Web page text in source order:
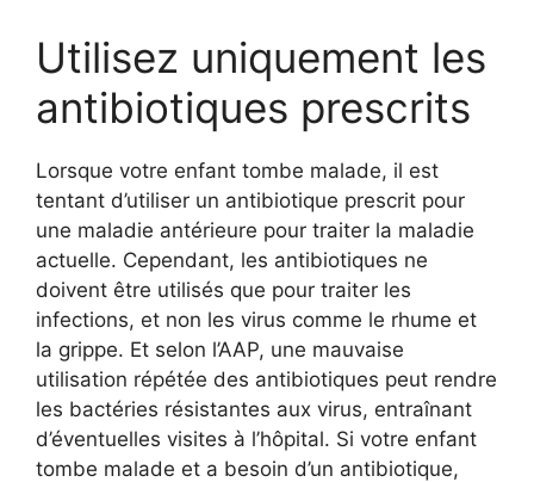
Utilisez uniquement les
antibiotiques prescrits
Lorsque votre enfant tombe malade, il est
tentant d’utiliser un antibiotique prescrit pour
une maladie antérieure pour traiter la maladie
actuelle. Cependant, les antibiotiques ne
doivent être utilisés que pour traiter les
infections, et non les virus comme le rhume et
la grippe. Et selon l’AAP, une mauvaise
utilisation répétée des antibiotiques peut rendre
les bactéries résistantes aux virus, entraînant
d’éventuelles visites à l’hôpital. Si votre enfant
tombe malade et a besoin d’un antibiotique,